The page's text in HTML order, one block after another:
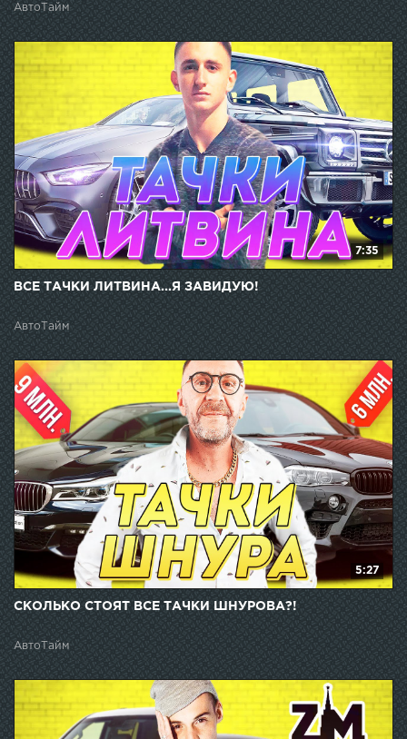
АвтоТайм
7:35
ВСЕ ТАЧКИ ЛИТВИНА...Я ЗАВИДУЮ!
АвтоТайм
5:27
СКОЛЬКО СТОЯТ ВСЕ ТАЧКИ ШНУРОВА?!
АвтоТайм